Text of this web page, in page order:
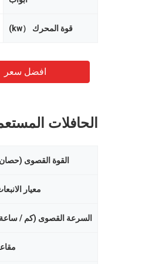
قوة المحرك （kw)
افضل سعر
الحافلات
القوة القصوى
معيار
السرعة القصوى (كم /